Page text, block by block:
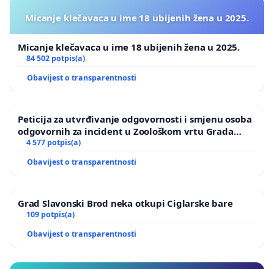
Micanje klečavaca u ime 18 ubijenih žena u 2025.
Micanje klečavaca u ime 18 ubijenih žena u 2025.
84 502 potpis(a)
Obavijest o transparentnosti
Peticija za utvrđivanje odgovornosti i smjenu osoba
odgovornih za incident u Zoološkom vrtu Grada
Zagreba
4 577 potpis(a)
Obavijest o transparentnosti
Grad Slavonski Brod neka otkupi Ciglarske bare
109 potpis(a)
Obavijest o transparentnosti